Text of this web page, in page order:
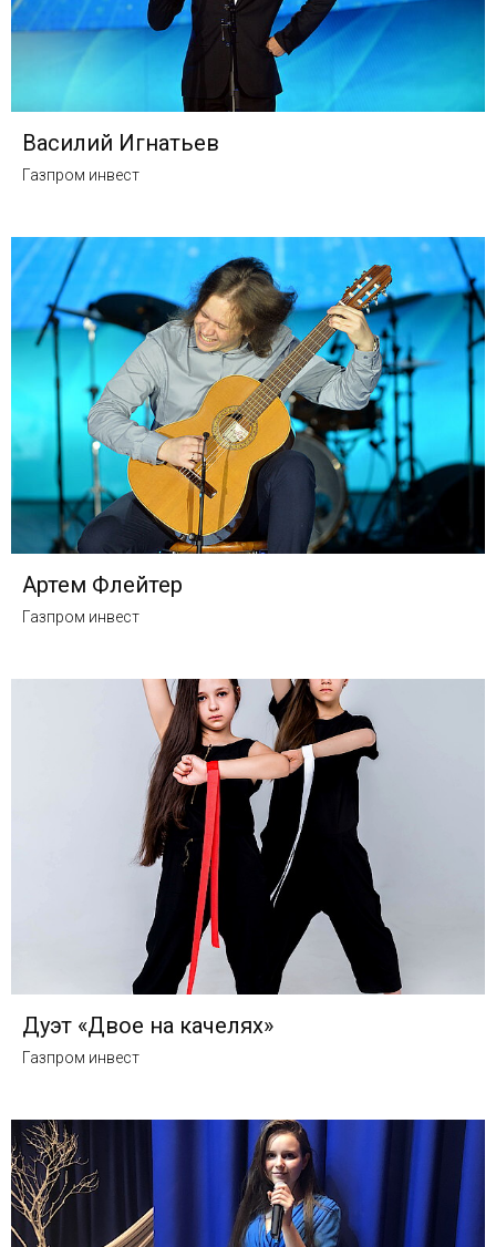
Василий Игнатьев
Газпром инвест
Артем Флейтер
Газпром инвест
Дуэт «Двое на качелях»
Газпром инвест